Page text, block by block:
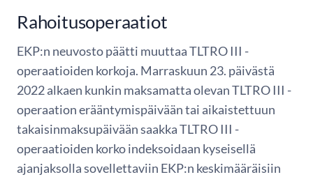
Rahoitusoperaatiot
EKP:n neuvosto päätti muuttaa TLTRO III -
operaatioiden korkoja. Marraskuun 23. päivästä
2022 alkaen kunkin maksamatta olevan TLTRO III -
operaation erääntymispäivään tai aikaistettuun
takaisinmaksupäivään saakka TLTRO III -
operaatioiden korko indeksoidaan kyseisellä
ajanjaksolla sovellettaviin EKP:n keskimääräisiin